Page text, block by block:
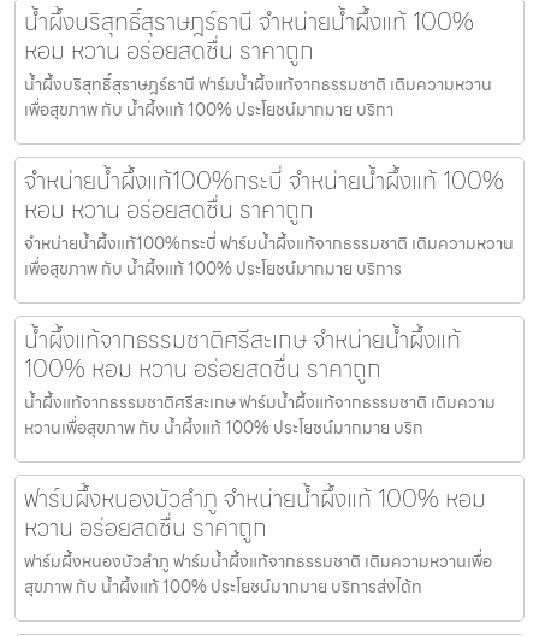
น้ำผึ้งบริสุทธิ์สุราษฎร์ธานี จำหน่ายน้ำผึ้งแท้ 100%
หอม หวาน อร่อยสดชื่น ราคาถูก
น้ำผึ้งบริสุทธิ์สุราษฎร์ธานี ฟาร์มน้ำผึ้งแท้จากธรรมชาติ เติมความหวาน
เพื่อสุขภาพ กับ น้ำผึ้งแท้ 100% ประโยชน์มากมาย บริกา
จำหน่ายน้ำผึ้งแท้100%กระบี่ จำหน่ายน้ำผึ้งแท้ 100%
หอม หวาน อร่อยสดชื่น ราคาถูก
จำหน่ายน้ำผึ้งแท้100%กระบี่ ฟาร์มน้ำผึ้งแท้จากธรรมชาติ เติมความหวาน
เพื่อสุขภาพ กับ น้ำผึ้งแท้ 100% ประโยชน์มากมาย บริการ
น้ำผึ้งแท้จากธรรมชาติศรีสะเกษ จำหน่ายน้ำผึ้งแท้
100% หอม หวาน อร่อยสดชื่น ราคาถูก
น้ำผึ้งแท้จากธรรมชาติศรีสะเกษ ฟาร์มน้ำผึ้งแท้จากธรรมชาติ เติมความ
หวานเพื่อสุขภาพ กับ น้ำผึ้งแท้ 100% ประโยชน์มากมาย บริก
ฟาร์มผึ้งหนองบัวลำภู จำหน่ายน้ำผึ้งแท้ 100% หอม
หวาน อร่อยสดชื่น ราคาถูก
ฟาร์มผึ้งหนองบัวลำภู ฟาร์มน้ำผึ้งแท้จากธรรมชาติ เติมความหวานเพื่อ
สุขภาพ กับ น้ำผึ้งแท้ 100% ประโยชน์มากมาย บริการส่งได้ท